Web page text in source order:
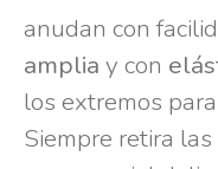
anudan con
amplia y con
los extremos
Siempre retira las